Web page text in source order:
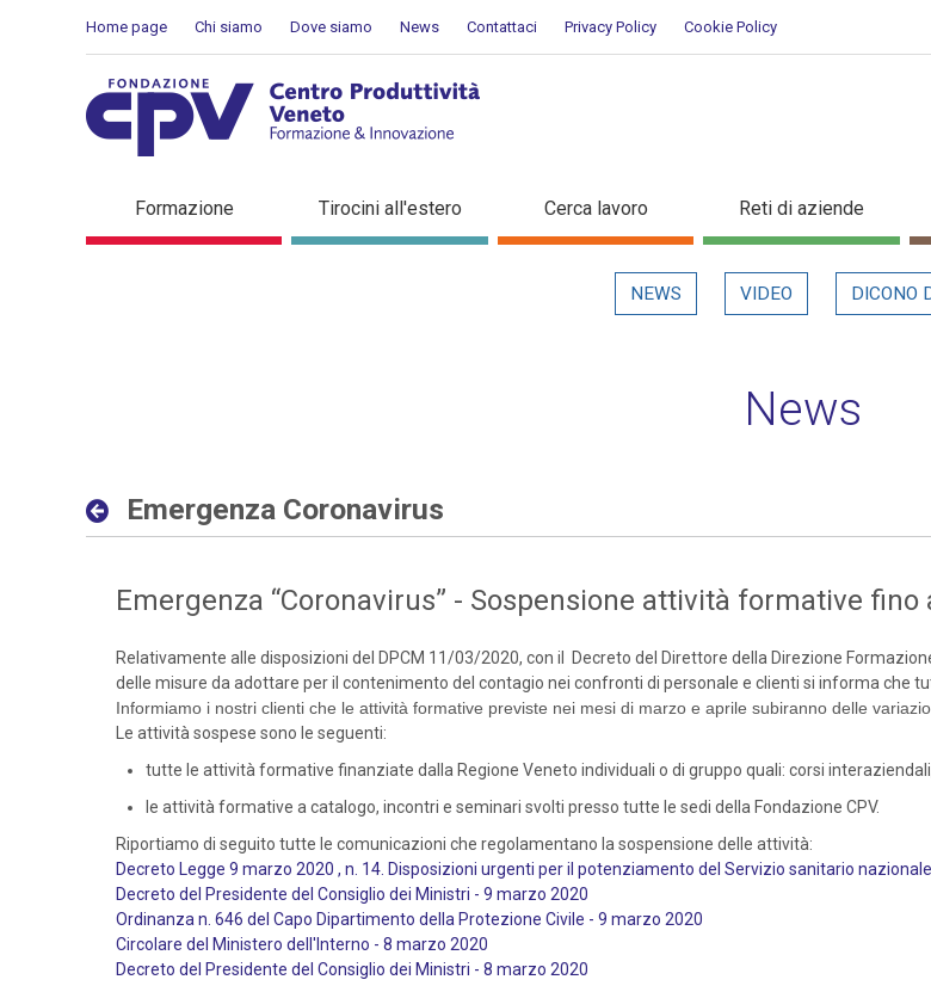
Home page Chi siamo Dove siamo News Contattaci Privacy Policy Cookie Policy
Emergenza Coronavirus - Dettaglio in evidenza
Formazione Tirocini all'estero Cerca lavoro Reti di aziende
NEWS VIDEO DICONO
News
Emergenza Coronavirus
Emergenza “Coronavirus” - Sospensione attività formative fino
Relativamente alle disposizioni del DPCM 11/03/2020, con il Decreto del Direttore della Direzione
delle misure da adottare per il contenimento del contagio nei confronti di personale e clienti si informa che
Informiamo i nostri clienti che le attività formative previste nei mesi di marzo e aprile subiranno delle
Le attività sospese sono le seguenti:
tutte le attività formative finanziate dalla Regione Veneto individuali o di gruppo quali: corsi
le attività formative a catalogo, incontri e seminari svolti presso tutte le sedi della Fondazione CPV.
Riportiamo di seguito tutte le comunicazioni che regolamentano la sospensione delle attività:
Decreto Legge 9 marzo 2020 , n. 14. Disposizioni urgenti per il potenziamento del Servizio sanitario
Decreto del Presidente del Consiglio dei Ministri - 9 marzo 2020
Ordinanza n. 646 del Capo Dipartimento della Protezione Civile - 9 marzo 2020
Circolare del Ministero dell'Interno - 8 marzo 2020
Decreto del Presidente del Consiglio dei Ministri - 8 marzo 2020